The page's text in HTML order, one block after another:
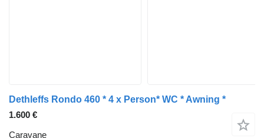
Dethleffs Rondo 460 * 4 x Person* WC * Awning *
1.600 €
Caravane